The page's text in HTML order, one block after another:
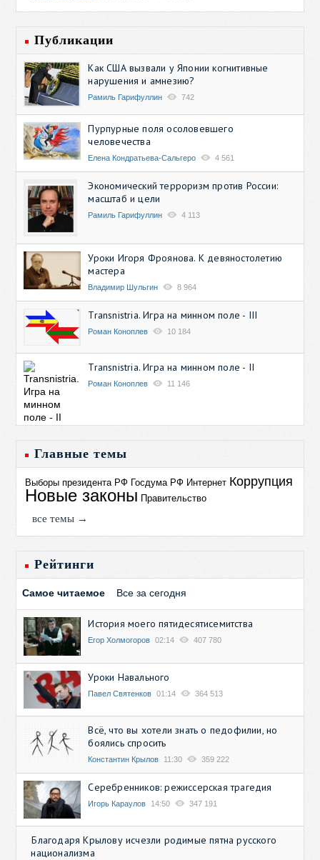
Публикации
Как США вызвали у Японии когнитивные
нарушения и амнезию?
Рамиль Гарифуллин 742
Пурпурные поля осоловевшего
человечества
Елена Кондратьева-Сальгеро 4 561
Экономический терроризм против России:
масштаб и цели
Рамиль Гарифуллин 4 113
Уроки Игоря Фроянова. К девяностолетию
мастера
Владимир Шульгин 8 964
Transnistria. Игра на минном поле - III
Роман Коноплев 10 184
Transnistria. Игра на минном поле - II
Роман Коноплев 11 146
Главные темы
Выборы президента РФ Госдума РФ Интернет Коррупция
Новые законы Правительство
все темы →
Рейтинги
Самое читаемое Все за сегодня
История моего пятидесятисемитства
Егор Холмогоров 02:14 407 780
Уроки Навального
Павел Святенков 01:14 364 513
Всё, что вы хотели знать о педофилии, но
боялись спросить
Константин Крылов 11:30 359 222
Серебренников: режиссерская трагедия
Игорь Караулов 14:50 347 191
Благодаря Крылову исчезли родимые пятна русского
национализма